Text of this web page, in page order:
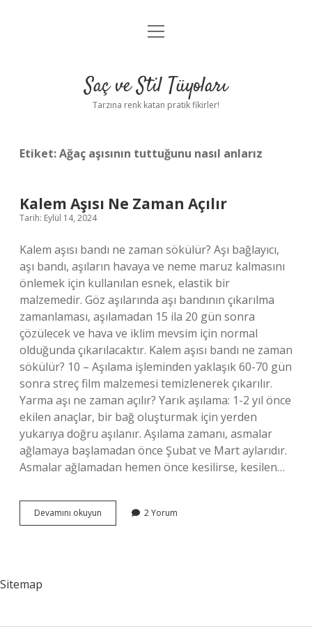
Anasayfa
Yasal Uyarı
menüyü
Saç ve Stil Tüyoları
Tarzına renk katan pratik fikirler!
Etiket:Ağaç aşısının tuttuğunu nasıl anlarız
Kalem Aşısı Ne Zaman Açılır
Tarih: Eylül 14, 2024
Kalem aşısı bandı ne zaman sökülür? Aşı bağlayıcı,
aşı bandı, aşıların havaya ve neme maruz kalmasını
önlemek için kullanılan esnek, elastik bir
malzemedir. Göz aşılarında aşı bandının çıkarılma
zamanlaması, aşılamadan 15 ila 20 gün sonra
çözülecek ve hava ve iklim mevsim için normal
olduğunda çıkarılacaktır. Kalem aşısı bandı ne zaman
sökülür? 10 – Aşılama işleminden yaklaşık 60-70 gün
sonra streç film malzemesi temizlenerek çıkarılır.
Yarma aşı ne zaman açılır? Yarık aşılama: 1-2 yıl önce
ekilen anaçlar, bir bağ oluşturmak için yerden
yukarıya doğru aşılanır. Aşılama zamanı, asmalar
ağlamaya başlamadan önce Şubat ve Mart aylarıdır.
Asmalar ağlamadan hemen önce kesilirse, kesilen…
Devamını okuyun
Aşısı
2 Yorum
Sitemap